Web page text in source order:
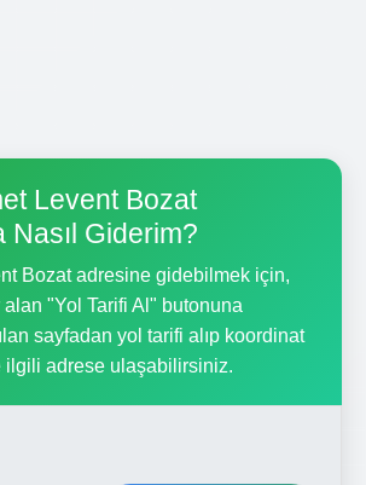
Levent Bozat
Nasıl Giderim?
Bozat adresine gidebilmek için,
alan "Yol Tarifi Al" butonuna
sayfadan yol tarifi alıp koordinat
ilgili adrese ulaşabilirsiniz.